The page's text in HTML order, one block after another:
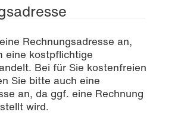
Rechnungsadresse an,
eine kostpflichtige
Bei für Sie kostenfreien
Sie bitte auch eine
an, da ggf. eine Rechnung
wird.